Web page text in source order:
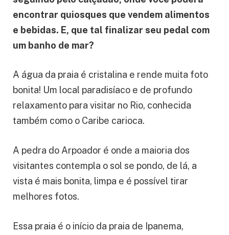
encontrar quiosques que vendem alimentos
e bebidas. E, que tal finalizar seu pedal com
um banho de mar?
A água da praia é cristalina e rende muita foto
bonita! Um local paradisíaco e de profundo
relaxamento para visitar no Rio, conhecida
também como o Caribe carioca.
A pedra do Arpoador é onde a maioria dos
visitantes contempla o sol se pondo, de lá, a
vista é mais bonita, limpa e é possível tirar
melhores fotos.
Essa praia é o início da praia de Ipanema,